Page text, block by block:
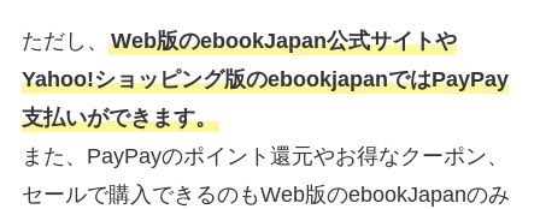
ただし、 Web版のebookJapan公式サイトや
Yahoo!ショッピング版のebookjapanではPayPay
支払いができます。
また、PayPayのポイント還元やお得なクーポン、
セールで購入できるのもWeb版のebookJapanのみ